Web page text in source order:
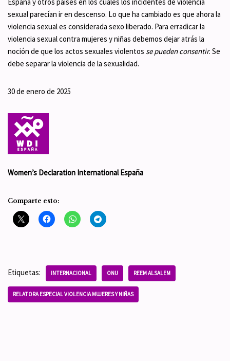
sexual parecían ir en descenso. Lo que ha cambiado es que ahora la
violencia sexual es considerada sexo liberado. Para erradicar la
violencia sexual contra mujeres y niñas debemos dejar atrás la
noción de que los actos sexuales violentos se pueden consentir. Se
debe separar la violencia de la sexualidad.
30 de enero de 2025
Women’s Declaration International España
Comparte esto:
Etiquetas: INTERNACIONAL ONU REEM ALSALEM
RELATORA ESPECIAL VIOLENCIA MUJERES Y NIÑAS